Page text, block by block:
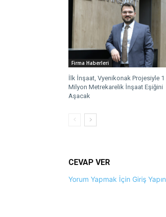
Firma Haberleri
İlk İnşaat, Vyenikonak Projesiyle 1
Milyon Metrekarelik İnşaat Eşiğini
Aşacak
CEVAP VER
Yorum Yapmak İçin Giriş Yapın